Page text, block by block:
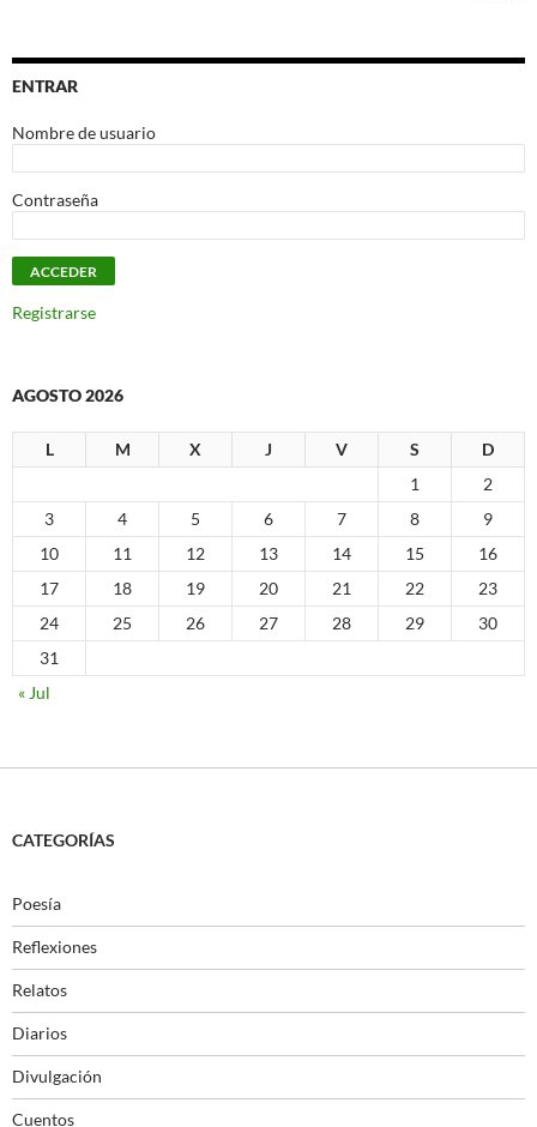
ENTRAR
Nombre de usuario
Contraseña
Registrarse
AGOSTO 2026
L M X J V S
D
1
2
3
4 5 6 7 8
9
10
11 12 13 14 15
16
17
18 19 20 21 22
23
24
25 26 27 28 29
30
31
« Jul
CATEGORÍAS
Poesía
Reflexiones
Relatos
Diarios
Divulgación
Cuentos